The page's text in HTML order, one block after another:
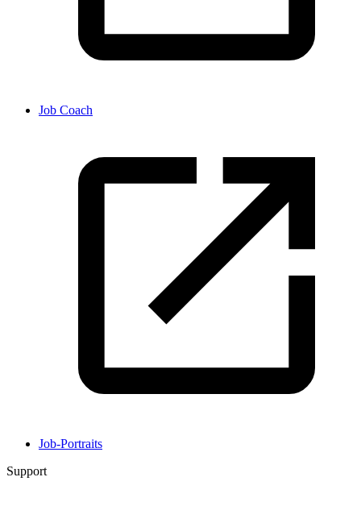
Job Coach
Job-Portraits
Support